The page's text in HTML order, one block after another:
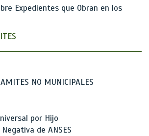
Expedientes que Obran en los
NO MUNICIPALES
por Hijo
de ANSES